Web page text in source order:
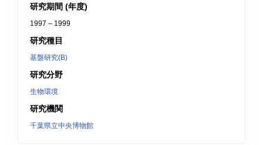
研究期間 (年度)
1997 – 1999
研究種目
基盤研究(B)
研究分野
生物環境
研究機関
千葉県立中央博物館